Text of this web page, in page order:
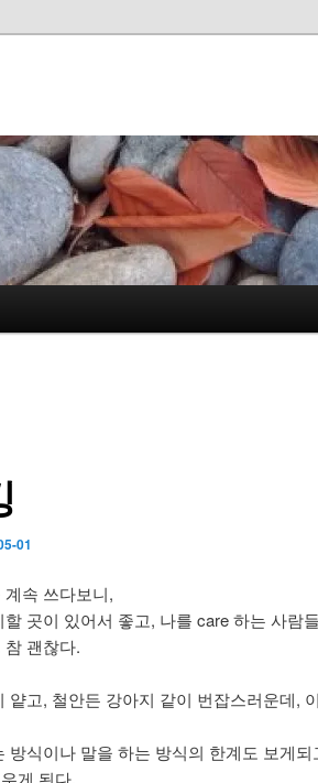
01
속 쓰다보니,
곳이 있어서 좋고, 나를 care 하는 사람
괜찮다.
얕고, 철안든 강아지 같이 번잡스러운데,
방식이나 말을 하는 방식의 한계도 보게되
게 된다.